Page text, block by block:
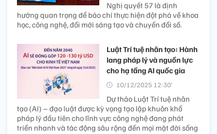
Nghị quyết 57 là định
hướng quan trọng để báo chí thực hiện đột phá về khoa
học, công nghệ, đổi mới sáng tạo và chuyển đổi số.
Luật Trí tuệ nhân tạo: Hành
lang pháp lý và nguồn lực
cho hạ tầng AI quốc gia
10/12/2025 12:30’
Dự thảo Luật Trí tuệ nhân
tạo (AI) – đạo luật được kỳ vọng tạo lập khuôn khổ
pháp lý đầu tiên cho lĩnh vực công nghệ đang phát
triển nhanh và tác động sâu rộng đến mọi mặt đời sống